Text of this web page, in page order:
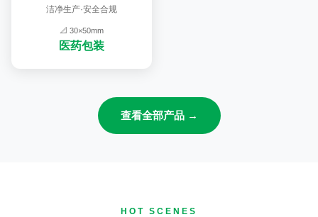
洁净生产·安全合规
📐 30×50mm
医药包装
查看全部产品 →
HOT SCENES